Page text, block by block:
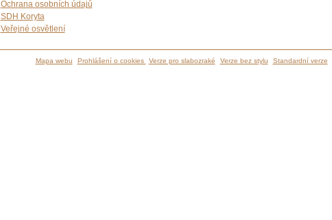
Ochrana osobních údajů
SDH Koryta
Veřejné osvětlení
Mapa webu Prohlášení o cookies Verze pro slabozraké Verze bez stylu Standardní verze